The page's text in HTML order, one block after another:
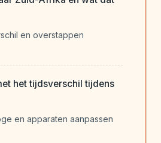
en overstappen
het tijdsverschil tijdens
en apparaten aanpassen